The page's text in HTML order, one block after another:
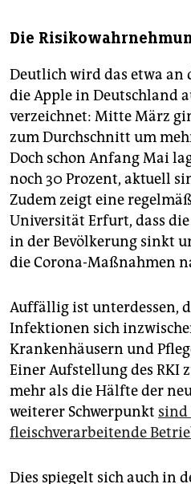
Die
Deutlich wird das etwa an
die Apple in Deutschland
verzeichnet: Mitte März
zum Durchschnitt um
Doch schon Anfang Mai
noch 30 Prozent, aktuell
Zudem zeigt eine
Universität Erfurt, dass
in der Bevölkerung sinkt
die Corona-Maßnahmen
Auffällig ist unterdessen,
Infektionen sich
Krankenhäusern und
Einer Aufstellung des RKI
mehr als die Hälfte der
weiterer Schwerpunkt sind
fleischverarbeitende
Dies spiegelt sich auch in